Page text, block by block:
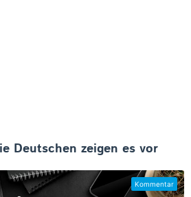
Deutschen zeigen es vor